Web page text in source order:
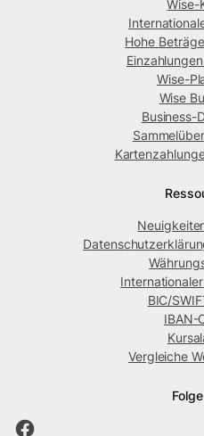
Wise-
Hohe
Wise-
Wise
Business-
BIC/
IBAN-
Vergleiche